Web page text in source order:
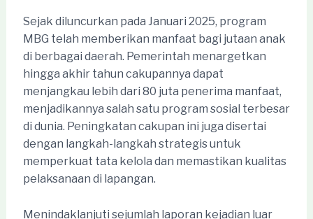
Sejak diluncurkan pada Januari 2025, program
MBG telah memberikan manfaat bagi jutaan anak
di berbagai daerah. Pemerintah menargetkan
hingga akhir tahun cakupannya dapat
menjangkau lebih dari 80 juta penerima manfaat,
menjadikannya salah satu program sosial terbesar
di dunia. Peningkatan cakupan ini juga disertai
dengan langkah-langkah strategis untuk
memperkuat tata kelola dan memastikan kualitas
pelaksanaan di lapangan.
Menindaklanjuti sejumlah laporan kejadian luar